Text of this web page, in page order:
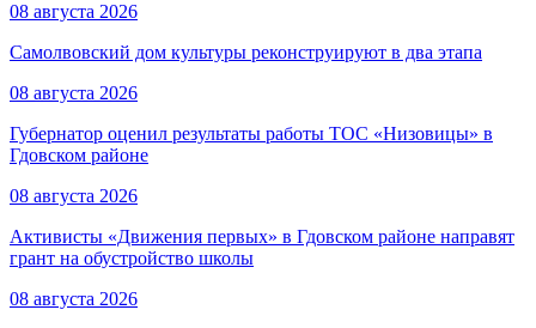
08 августа 2026
Самолвовский дом культуры реконструируют в два этапа
08 августа 2026
Губернатор оценил результаты работы ТОС «Низовицы» в
Гдовском районе
08 августа 2026
Активисты «Движения первых» в Гдовском районе направят
грант на обустройство школы
08 августа 2026